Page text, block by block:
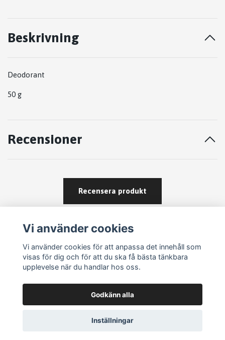
Beskrivning
Deodorant
50 g
Recensioner
Recensera produkt
Om köp och returer
Vi använder cookies
Vi använder cookies för att anpassa det innehåll som
visas för dig och för att du ska få bästa tänkbara
upplevelse när du handlar hos oss.
Godkänn alla
Inställningar